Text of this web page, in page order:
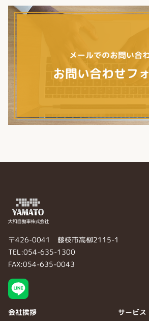
メールでのお問い合
お問い合わせフ
〒426-0041 藤枝市高柳2115-1
TEL:054-635-1300
FAX:054-635-0043
会社挨拶 サービス